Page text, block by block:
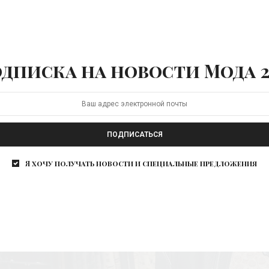
на новости Мода
ПОДПИСАТЬСЯ
Я хочу получать новости и специальные предложения